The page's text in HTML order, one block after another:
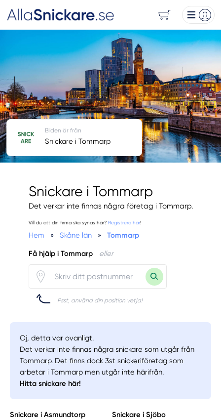
Snickare i Tommarp
Det verkar inte finnas några företag i Tommarp.
Vill du att din firma ska synas här? Registrera här!
Hem » Skåne län » Tommarp
Få hjälp i Tommarp eller
Psst, använd din position vetja!
Bilden är från
Snickare i Tommarp
Oj, detta var ovanligt.
Det verkar inte finnas några snickare som utgår från
Tommarp. Det finns dock 3st snickeriföretag som
arbetar i Tommarp men utgår inte härifrån.
Hitta snickare här!
Snickare i Asmundtorp Snickare i Sjöbo